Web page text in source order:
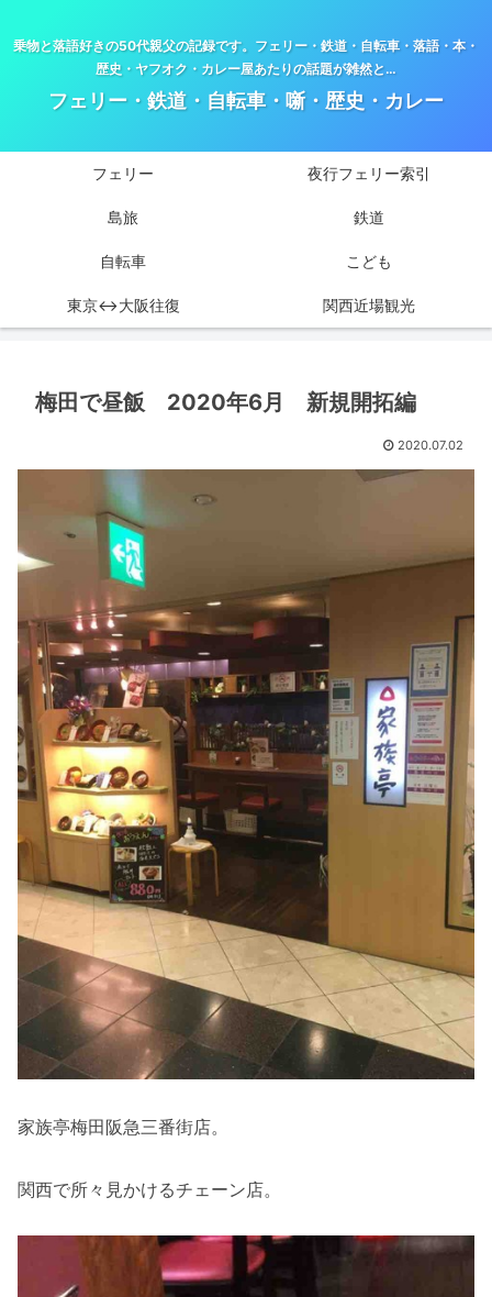
乗物と落語好きの50代親父の記録です。フェリー・鉄道・自転車・落語・本・
歴史・ヤフオク・カレー屋あたりの話題が雑然と…
フェリー・鉄道・自転車・噺・歴史・カレー
フェリー 夜行フェリー索引
島旅 鉄道
自転車 こども
東京↔大阪往復 関西近場観光
梅田で昼飯 2020年6月 新規開拓編
2020.07.02
家族亭梅田阪急三番街店。
関西で所々見かけるチェーン店。